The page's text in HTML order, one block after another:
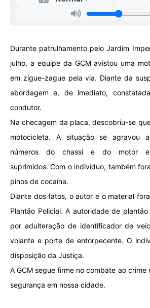
A Prefeitura
Enquete
Jornal
Agenda
Diário Oficial
Contato
Durante patrulhamento pelo Jardim
julho, a equipe da GCM avistou uma
em zigue-zague pela via. Diante da
abordagem e, de imediato,
condutor.
Na checagem da placa, descobriu-se
motocicleta. A situação se agravou
números do chassi e do motor
suprimidos. Com o indivíduo, também
pinos de cocaína.
Diante dos fatos, o autor e o material
Plantão Policial. A autoridade de
por adulteração de identificador de
volante e porte de entorpecente. O
disposição da Justiça.
A GCM segue firme no combate ao crime
segurança em nossa cidade.